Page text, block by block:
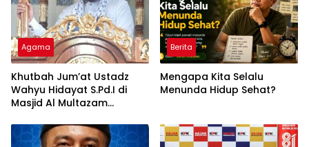
Agama
Khutbah Jum’at Ustadz
Wahyu Hidayat S.Pd.I di
Masjid Al Multazam
Tempat Ujian
Berita
Mengapa Kita Selalu
Menunda Hidup Sehat?